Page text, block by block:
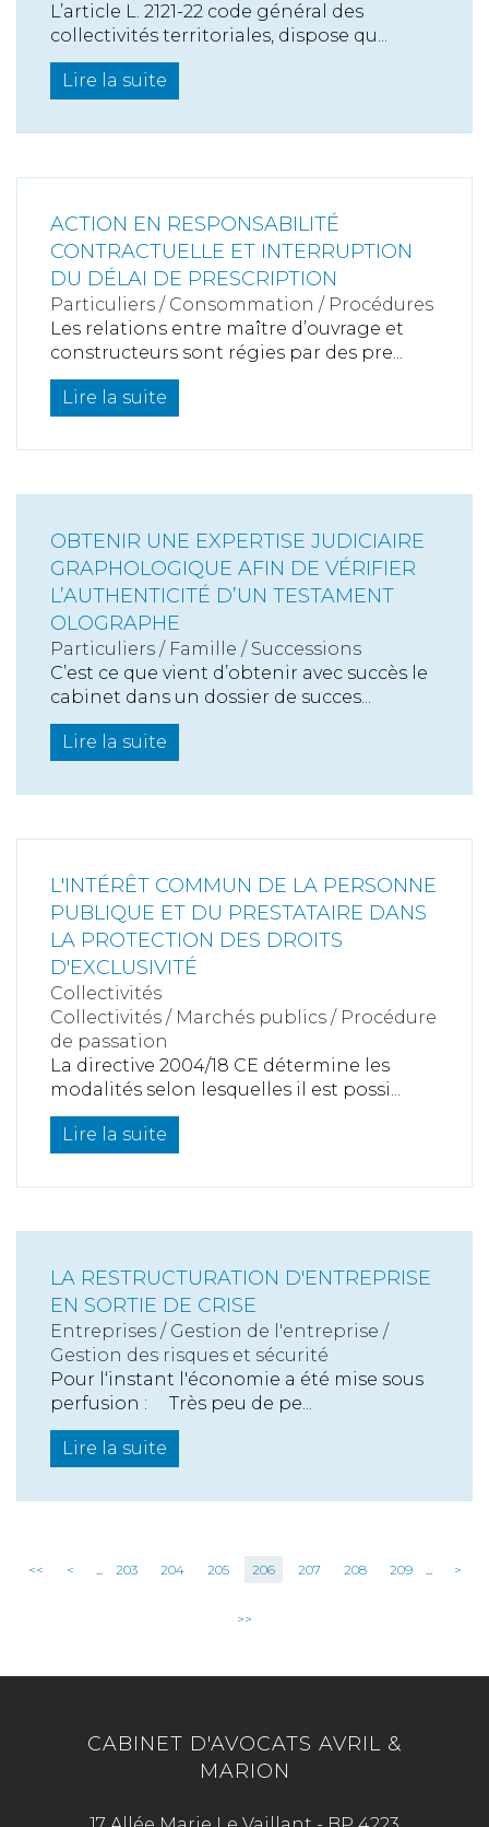
L’article L. 2121-22 code général des
collectivités territoriales, dispose qu...
Lire la suite
ACTION EN RESPONSABILITÉ
CONTRACTUELLE ET INTERRUPTION
DU DÉLAI DE PRESCRIPTION
Particuliers / Consommation / Procédures
Les relations entre maître d’ouvrage et
constructeurs sont régies par des pre...
Lire la suite
OBTENIR UNE EXPERTISE JUDICIAIRE
GRAPHOLOGIQUE AFIN DE VÉRIFIER
L’AUTHENTICITÉ D’UN TESTAMENT
OLOGRAPHE
Particuliers / Famille / Successions
C’est ce que vient d’obtenir avec succès le
cabinet dans un dossier de succes...
Lire la suite
L'INTÉRÊT COMMUN DE LA PERSONNE
PUBLIQUE ET DU PRESTATAIRE DANS
LA PROTECTION DES DROITS
D'EXCLUSIVITÉ
Collectivités
Collectivités / Marchés publics / Procédure
de passation
La directive 2004/18 CE détermine les
modalités selon lesquelles il est possi...
Lire la suite
LA RESTRUCTURATION D'ENTREPRISE
EN SORTIE DE CRISE
Entreprises / Gestion de l'entreprise /
Gestion des risques et sécurité
Pour l‘instant l'économie a été mise sous
perfusion : Très peu de pe...
Lire la suite
<< < ... 203 204 205 206 207 208 209 ... >
>>
CABINET D'AVOCATS AVRIL &
MARION